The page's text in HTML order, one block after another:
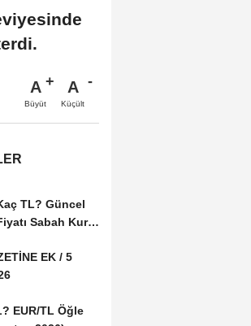
A
Büyüt
A
Küçült
TL? Güncel
Sabah Kuru
EK / 5
EUR/TL Öğle